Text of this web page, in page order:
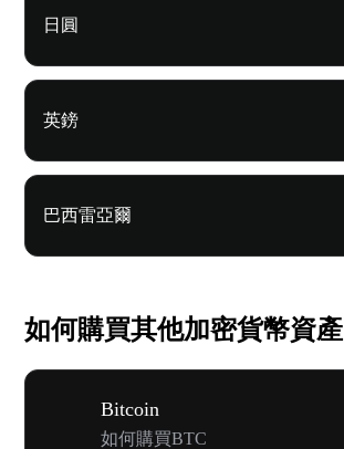
日圓
英鎊
巴西雷亞爾
如何購買其他加密貨幣資產
Bitcoin
如何購買BTC